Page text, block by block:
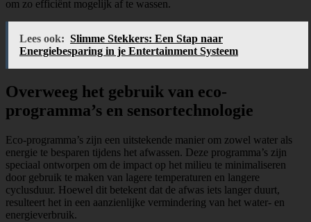
om zo efficiënt mogelijk af te wassen.
Lees ook: Slimme Stekkers: Een Stap naar
Energiebesparing in je Entertainment Systeem
Overweeg het gebruik van eco-
programma’s en sensortechnologie
Eco-programma’s zijn een uitstekende manier om zowel water als
energie te besparen tijdens het afwassen. Deze programma’s zijn
speciaal ontworpen om de impact op het milieu te minimaliseren
door gebruik te maken van lagere temperaturen en langere
cyclusduur. Hoewel dit betekent dat de afwas iets langer duurt,
resulteert het in een aanzienlijke vermindering van het water- en
energieverbruik.